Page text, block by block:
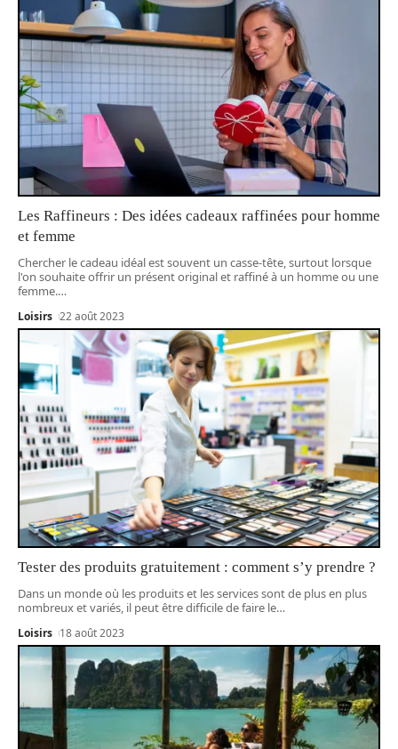
Les Raffineurs : Des idées cadeaux raffinées pour homme
et femme
Chercher le cadeau idéal est souvent un casse-tête, surtout lorsque
l'on souhaite offrir un présent original et raffiné à un homme ou une
femme.…
Loisirs 22 août 2023
Tester des produits gratuitement : comment s’y prendre ?
Dans un monde où les produits et les services sont de plus en plus
nombreux et variés, il peut être difficile de faire le…
Loisirs 18 août 2023